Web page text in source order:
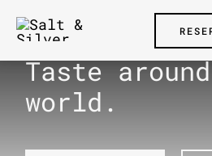
Inhalt
springen
Taste
world.